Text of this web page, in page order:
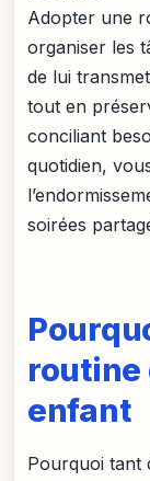
Adopter une
organiser les
de lui
tout en
conciliant
quotidien,
soirées
routine
enfant
Pourquoi tant